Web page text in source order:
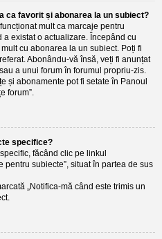
ca favorit și abonarea la un subiect?
mult ca marcaje pentru
existat o actualizare. Începând cu
cu abonarea la un subiect. Poți fi
Abonându-vă însă, veți fi anunțat
a unui forum în forumul propriu-zis.
și abonamente pot fi setate în Panoul
forum”.
specifice?
făcând clic pe linkul
pentru subiecte”, situat în partea de sus
„Notifica-mă când este trimis un